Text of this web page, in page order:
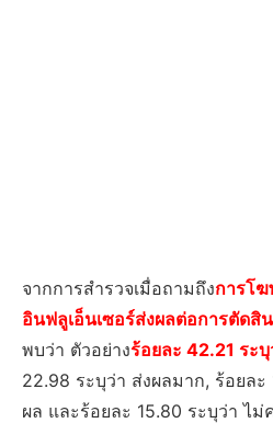
จากการสำรวจเมื่อถามถึงการโ
อินฟลูเอ็นเซอร์ส่งผลต่อการตัด
พบว่า ตัวอย่างร้อยละ 42.21 ระบุ
22.98 ระบุว่า ส่งผลมาก, ร้อยละ
ผล และร้อยละ 15.80 ระบุว่า ไม่